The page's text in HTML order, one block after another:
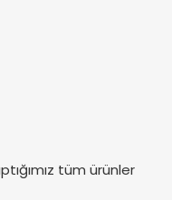
tüm ürünler